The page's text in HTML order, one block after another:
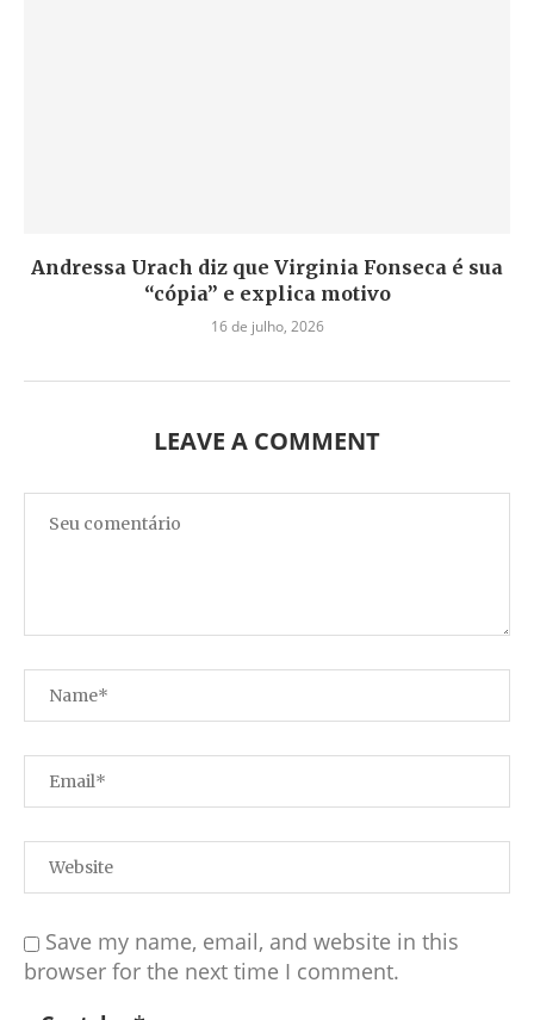
Andressa Urach diz que Virginia Fonseca é sua
“cópia” e explica motivo
16 de julho, 2026
LEAVE A COMMENT
Save my name, email, and website in this
browser for the next time I comment.